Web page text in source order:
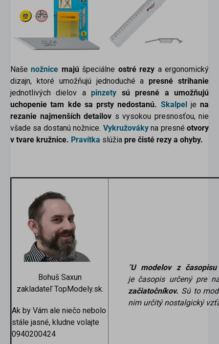
Našenožnice majú špeciálne ostré rezy a ergonomický
dizajn, ktoré umožňujú jednoduché a presné strihanie
jednotlivých dielov a pinzety sú presné a umožňujú
uchopenie tam kde sa prsty nedostanú. Skalpel je na
rezanie najmenších detailov s vysokou presnosťou, nie
všade sa dostanú nožnice. Vykružováky na presnéotvory
v tvare kružnice. Pravítka slúžia pre čisté rezy a ohyby.
Bohuš Saxun
zakladateľ TopModely.sk.
Ak by Vám ale niečo nebolo
stále jasné, kludne volajte
0940200424
"U modelov z
je časopis určený pre
začiatočníkov. Sú to
nim určitý nostalgický